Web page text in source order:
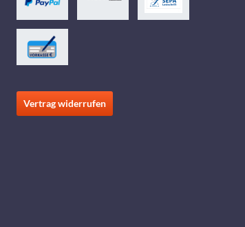
Vertrag widerrufen